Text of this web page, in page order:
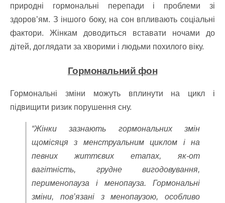
природні гормональні перепади і проблеми зі
здоров’ям. З іншого боку, на сон впливають соціальні
фактори. Жінкам доводиться вставати ночами до
дітей, доглядати за хворими і людьми похилого віку.
Гормональний фон
Гормональні зміни можуть вплинути на цикл і
підвищити ризик порушення сну.
“Жінки зазнають гормональних змін
щомісяця з менструальним циклом і на
певних життєвих етапах, як-от
вагітність, грудне вигодовування,
перименопауза і менопауза. Гормональні
зміни, пов’язані з менопаузою, особливо